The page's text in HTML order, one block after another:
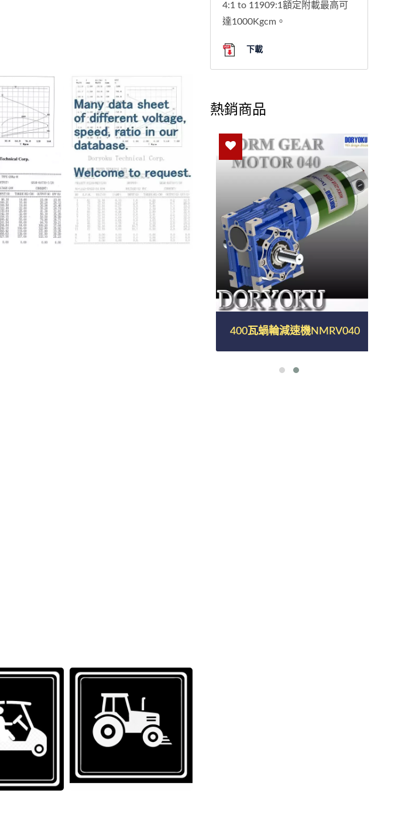
4:1 to 11909:1額定附載最高可
達1000Kgcm。
下載
熱銷商品
400瓦蝸輪減速機NMRV040